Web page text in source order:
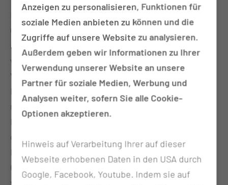
Der operative Eingriff findet in Vollnarkose statt.
Operationen an der Nasenscheidewand, den
Nasenmuscheln und den Nasennebenhöhlen
werden durch das Nasenloch, teilweise unter
Verwendung von Videoendoskopen, durchgeführt.
Eine sichtbare Narbe entsteht somit nicht. In
manchen Fällen kann es aber notwendig sein eine
Nasenbegradigung als offene Operation
durchzuführen, was eine kleine Narbe am
Nasensteg bedeutet. Die Nase ist unmittelbar nach
Operation tamponiert, um eine Nachblutung zu
verhindern. In aller Regel wird die Tamponade am 2.
Anzeigen zu personalisieren, Funktionen für
soziale Medien anbieten zu können und die
Zugriffe auf unsere Website zu analysieren.
Außerdem geben wir Informationen zu Ihrer
Verwendung unserer Website an unsere
Partner für soziale Medien, Werbung und
Analysen weiter, sofern Sie alle Cookie-
Optionen akzeptieren.
Hinweis auf Verarbeitung Ihrer auf dieser
Webseite erhobenen Daten in den USA durch
Google, Facebook, Youtube. Indem sie auf